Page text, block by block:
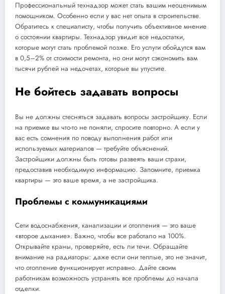
Профессиональный технадзор может стать вашим неоценимым
помощником. Особенно если у вас нет опыта в строительстве.
Обратитесь к специалисту, чтобы получить объективное мнение
о состоянии квартиры. Технадзор увидит все недостатки,
которые могут стать проблемой позже. Его услуги обойдутся вам
в 0,5–2% от стоимости ремонта, но они могут сэкономить вам
тысячи рублей на недочетах, которые вы упустите.
Не бойтесь задавать вопросы
Вы не должны стесняться задавать вопросы застройщику. Если
на приемке вы что-то не поняли, спросите повторно. А если у
вас есть сомнения по поводу выполнения работ или
используемых материалов — требуйте объяснений.
Застройщики должны быть готовы развеять ваши страхи,
предоставив необходимую информацию. Запомните, приемка
квартиры — это ваше время, а не застройщика.
Проблемы с коммуникациями
Сети водоснабжения, канализации и отопления — это ваше
«второе дыхание». Важно, чтобы все работало на 100%.
Открывайте краны, проверяйте, есть ли течи. Обращайте
внимание на радиаторы: даже если они теплые, это не значит,
что отопление функционирует исправно. Дайте своим
работникам возможность устранять все проблемы до начала
отделки.